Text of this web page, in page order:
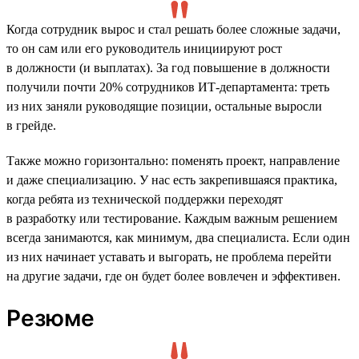
Когда сотрудник вырос и стал решать более сложные задачи,
то он сам или его руководитель инициируют рост
в должности (и выплатах). За год повышение в должности
получили почти 20% сотрудников ИТ-департамента: треть
из них заняли руководящие позиции, остальные выросли
в грейде.
Также можно горизонтально: поменять проект, направление
и даже специализацию. У нас есть закрепившаяся практика,
когда ребята из технической поддержки переходят
в разработку или тестирование. Каждым важным решением
всегда занимаются, как минимум, два специалиста. Если один
из них начинает уставать и выгорать, не проблема перейти
на другие задачи, где он будет более вовлечен и эффективен.
Резюме